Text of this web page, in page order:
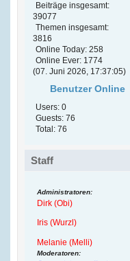
Beiträge insgesamt:
39077
Themen insgesamt:
3816
Online Today: 258
Online Ever: 1774
(07. Juni 2026, 17:37:05)
Benutzer Online
Users: 0
Guests: 76
Total: 76
Staff
Administratoren:
Dirk (Obi)
Iris (Wurzl)
Melanie (Melli)
Moderatoren: